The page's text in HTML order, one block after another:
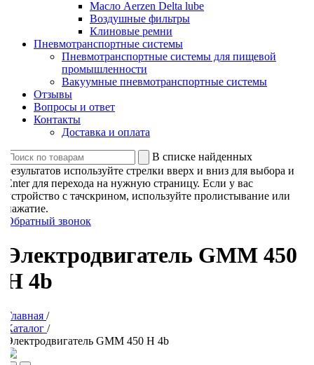
Масло Aerzen Delta lube
Воздушные фильтры
Клиновые ремни
Пневмотранспортные системы
Пневмотранспортные системы для пищевой
промышленности
Вакуумные пневмотранспортные системы
Отзывы
Вопросы и ответ
Контакты
Доставка и оплата
В списке найденных
используйте стрелки вверх и вниз для выбора и
для перехода на нужную страницу. Если у вас
с тачскрином, используйте пролистывание или
звонок
GMM 450
4b
/
/
GMM 450 H 4b